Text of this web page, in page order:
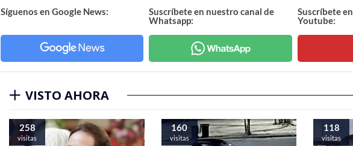
Síguenos en Google News:
Suscríbete en nuestro canal de
Whatsapp:
Suscríbete
Youtube:
VISTO AHORA
258
visitas
160
visitas
118
visitas